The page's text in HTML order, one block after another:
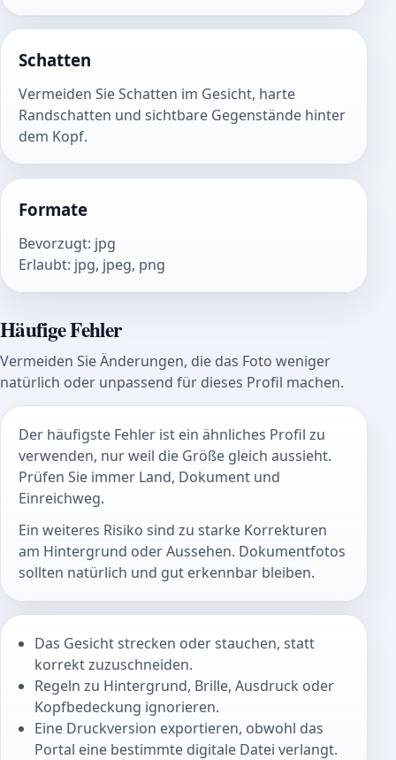
Schatten
Vermeiden Sie Schatten im Gesicht, harte
Randschatten und sichtbare Gegenstände hinter
dem Kopf.
Formate
Bevorzugt: jpg
Erlaubt: jpg, jpeg, png
Häufige Fehler
Vermeiden Sie Änderungen, die das Foto weniger
natürlich oder unpassend für dieses Profil machen.
Der häufigste Fehler ist ein ähnliches Profil zu
verwenden, nur weil die Größe gleich aussieht.
Prüfen Sie immer Land, Dokument und
Einreichweg.
Ein weiteres Risiko sind zu starke Korrekturen
am Hintergrund oder Aussehen. Dokumentfotos
sollten natürlich und gut erkennbar bleiben.
Das Gesicht strecken oder stauchen, statt
korrekt zuzuschneiden.
Regeln zu Hintergrund, Brille, Ausdruck oder
Kopfbedeckung ignorieren.
Eine Druckversion exportieren, obwohl das
Portal eine bestimmte digitale Datei verlangt.